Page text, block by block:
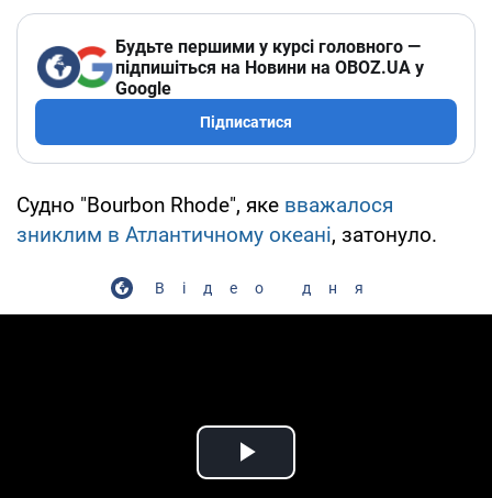
Будьте першими у курсі головного —
підпишіться на Новини на OBOZ.UA у
Google
Підписатися
Судно "Bourbon Rhode", яке вважалося
зниклим в Атлантичному океані, затонуло.
Відео дня
Play Video